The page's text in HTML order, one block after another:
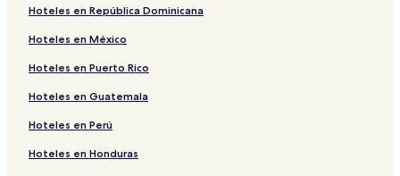
Hoteles en Maruyama
Hoteles en Onsen de Anabara
Hoteles en Murodo
Hoteles en Kōyasan
Hoteles en Ikaho
Hoteles en Kuwae
Hoteles en República Dominicana
Hoteles en México
Hoteles en Puerto Rico
Hoteles en Guatemala
Hoteles en Perú
Hoteles en Honduras